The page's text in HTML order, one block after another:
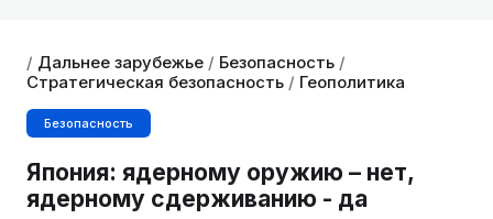
/ Дальнее зарубежье / Безопасность /
Стратегическая безопасность / Геополитика
Безопасность
Япония: ядерному оружию – нет,
ядерному сдерживанию - да